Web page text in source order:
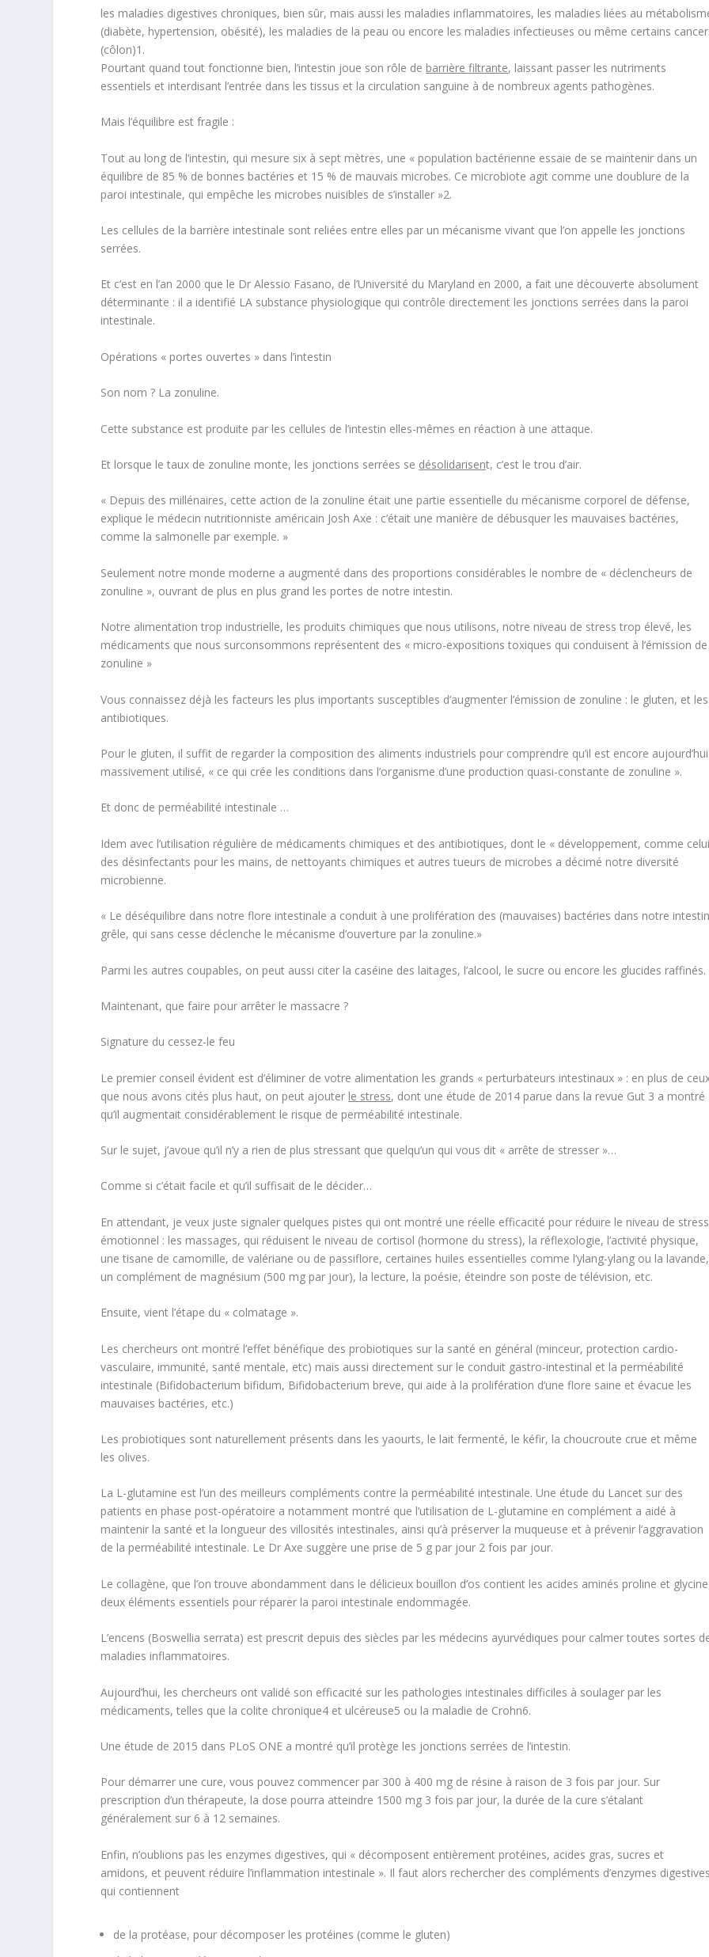
les maladies digestives chroniques, bien sûr, mais aussi les maladies inflammatoires, les maladies liées au
(diabète, hypertension, obésité), les maladies de la peau ou encore les maladies infectieuses ou même certains
(côlon)1 .
Pourtant quand tout fonctionne bien, l’intestin joue son rôle de barrière filtrante, laissant passer les nutriments
essentiels et interdisant l’entrée dans les tissus et la circulation sanguine à de nombreux agents pathogènes.
Mais l’équilibre est fragile :
Tout au long de l’intestin, qui mesure six à sept mètres, une « population bactérienne essaie de se maintenir dans un
équilibre de 85 % de bonnes bactéries et 15 % de mauvais microbes. Ce microbiote agit comme une doublure de la
paroi intestinale, qui empêche les microbes nuisibles de s’installer »2.
Les cellules de la barrière intestinale sont reliées entre elles par un mécanisme vivant que l’on appelle les jonctions
serrées.
Et c’est en l’an 2000 que le Dr Alessio Fasano, de l’Université du Maryland en 2000, a fait une découverte absolument
déterminante : il a identifié LA substance physiologique qui contrôle directement les jonctions serrées dans la paroi
intestinale.
Opérations « portes ouvertes » dans l’intestin
Son nom ? La zonuline.
Cette substance est produite par les cellules de l’intestin elles-mêmes en réaction à une attaque.
Et lorsque le taux de zonuline monte, les jonctions serrées se désolidarisent, c’est le trou d’air.
« Depuis des millénaires, cette action de la zonuline était une partie essentielle du mécanisme corporel de défense,
explique le médecin nutritionniste américain Josh Axe : c’était une manière de débusquer les mauvaises bactéries,
comme la salmonelle par exemple. »
Seulement notre monde moderne a augmenté dans des proportions considérables le nombre de « déclencheurs de
zonuline », ouvrant de plus en plus grand les portes de notre intestin.
Notre alimentation trop industrielle, les produits chimiques que nous utilisons, notre niveau de stress trop élevé, les
médicaments que nous surconsommons représentent des « micro-expositions toxiques qui conduisent à l’émission de
zonuline »
Vous connaissez déjà les facteurs les plus importants susceptibles d’augmenter l’émission de zonuline : le gluten, et les
antibiotiques.
Pour le gluten, il suffit de regarder la composition des aliments industriels pour comprendre qu’il est encore aujourd’hui
massivement utilisé, « ce qui crée les conditions dans l’organisme d’une production quasi-constante de zonuline ».
Et donc de perméabilité intestinale …
Idem avec l’utilisation régulière de médicaments chimiques et des antibiotiques, dont le « développement, comme
des désinfectants pour les mains, de nettoyants chimiques et autres tueurs de microbes a décimé notre diversité
microbienne.
« Le déséquilibre dans notre flore intestinale a conduit à une prolifération des (mauvaises) bactéries dans notre
grêle, qui sans cesse déclenche le mécanisme d’ouverture par la zonuline.»
Parmi les autres coupables, on peut aussi citer la caséine des laitages, l’alcool, le sucre ou encore les glucides raffinés.
Maintenant, que faire pour arrêter le massacre ?
Signature du cessez-le feu
Le premier conseil évident est d’éliminer de votre alimentation les grands « perturbateurs intestinaux » : en plus de
que nous avons cités plus haut, on peut ajouter le stress, dont une étude de 2014 parue dans la revue Gut 3 a montré
qu’il augmentait considérablement le risque de perméabilité intestinale.
Sur le sujet, j’avoue qu’il n’y a rien de plus stressant que quelqu’un qui vous dit « arrête de stresser »…
Comme si c’était facile et qu’il suffisait de le décider…
En attendant, je veux juste signaler quelques pistes qui ont montré une réelle efficacité pour réduire le niveau de stress
émotionnel : les massages, qui réduisent le niveau de cortisol (hormone du stress), la réflexologie, l’activité physique,
une tisane de camomille, de valériane ou de passiflore, certaines huiles essentielles comme l’ylang-ylang ou la lavande,
un complément de magnésium (500 mg par jour), la lecture, la poésie, éteindre son poste de télévision, etc.
Ensuite, vient l’étape du « colmatage ».
Les chercheurs ont montré l’effet bénéfique des probiotiques sur la santé en général (minceur, protection cardio-
vasculaire, immunité, santé mentale, etc) mais aussi directement sur le conduit gastro-intestinal et la perméabilité
intestinale (Bifidobacterium bifidum, Bifidobacterium breve, qui aide à la prolifération d’une flore saine et évacue les
mauvaises bactéries, etc.)
Les probiotiques sont naturellement présents dans les yaourts, le lait fermenté, le kéfir, la choucroute crue et même
les olives.
La L-glutamine est l’un des meilleurs compléments contre la perméabilité intestinale. Une étude du Lancet sur des
patients en phase post-opératoire a notamment montré que l’utilisation de L-glutamine en complément a aidé à
maintenir la santé et la longueur des villosités intestinales, ainsi qu’à préserver la muqueuse et à prévenir l’aggravation
de la perméabilité intestinale. Le Dr Axe suggère une prise de 5 g par jour 2 fois par jour.
Le collagène, que l’on trouve abondamment dans le délicieux bouillon d’os contient les acides aminés proline et
deux éléments essentiels pour réparer la paroi intestinale endommagée.
L’encens (Boswellia serrata) est prescrit depuis des siècles par les médecins ayurvédiques pour calmer toutes sortes
maladies inflammatoires.
Aujourd’hui, les chercheurs ont validé son efficacité sur les pathologies intestinales difficiles à soulager par les
médicaments, telles que la colite chronique4 et ulcéreuse5 ou la maladie de Crohn6.
Une étude de 2015 dans PLoS ONE a montré qu’il protège les jonctions serrées de l’intestin.
Pour démarrer une cure, vous pouvez commencer par 300 à 400 mg de résine à raison de 3 fois par jour. Sur
prescription d’un thérapeute, la dose pourra atteindre 1500 mg 3 fois par jour, la durée de la cure s’étalant
généralement sur 6 à 12 semaines.
Enfin, n’oublions pas les enzymes digestives, qui « décomposent entièrement protéines, acides gras, sucres et
amidons, et peuvent réduire l’inflammation intestinale ». Il faut alors rechercher des compléments d’enzymes
qui contiennent
de la protéase, pour décomposer les protéines (comme le gluten)